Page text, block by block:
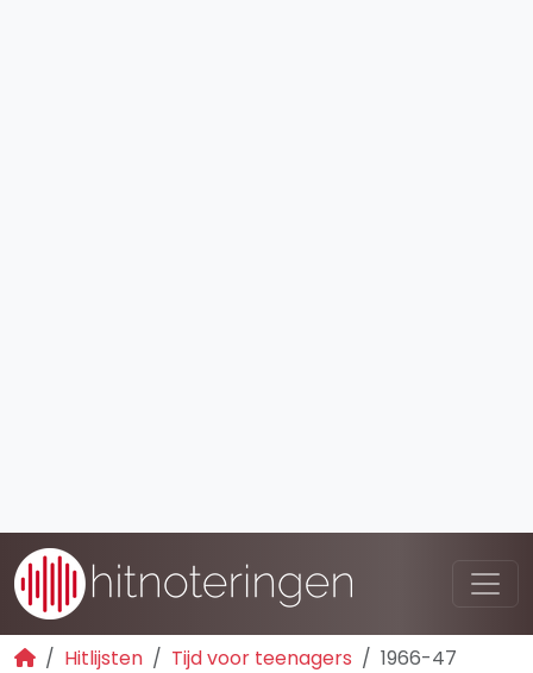
Hitlijsten Tijd voor teenagers 1966-47